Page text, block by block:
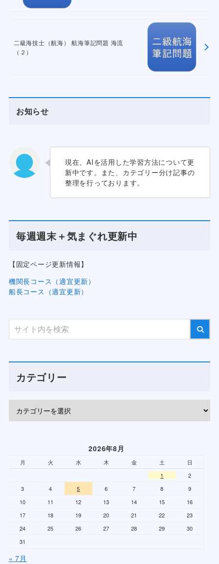
二級海技士（航海） 航海筆記問題 海流
（２）
お知らせ
現在、AIを活用した学習方法について更
新中です。また、カテゴリー分け記事の
整理を行っております。
毎週週末＋気まぐれ更新中
【固定ページ更新情報】
機関長コース（適宜更新）
船長コース（適宜更新）
カテゴリー
2026年8月
月 火 水 木 金 土
日
1
2
3
4 5 6 7 8
9
10
11 12 13 14 15
16
17
18 19 20 21 22
23
24
25 26 27 28 29
30
31
« 7月